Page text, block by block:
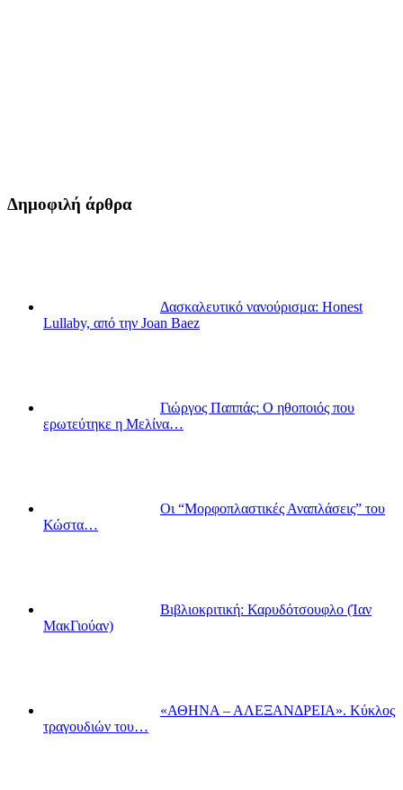
Δημοφιλή άρθρα
Δασκαλευτικό νανούρισμα: Honest
Lullaby, από την Joan Baez
Γιώργος Παππάς: Ο ηθοποιός που
ερωτεύτηκε η Μελίνα…
Οι “Μορφοπλαστικές Αναπλάσεις” του
Κώστα…
Βιβλιοκριτική: Καρυδότσουφλο (Ίαν
ΜακΓιούαν)
«ΑΘΗΝΑ – ΑΛΕΞΑΝΔΡΕΙΑ». Κύκλος
τραγουδιών του…